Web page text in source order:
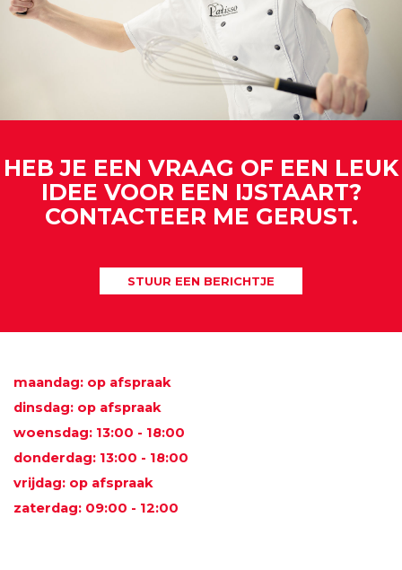
HEB JE EEN VRAAG OF EEN LEUK
IDEE VOOR EEN IJSTAART?
CONTACTEER ME GERUST.
STUUR EEN BERICHTJE
maandag: op afspraak
dinsdag: op afspraak
woensdag: 13:00 - 18:00
donderdag: 13:00 - 18:00
vrijdag: op afspraak
zaterdag: 09:00 - 12:00